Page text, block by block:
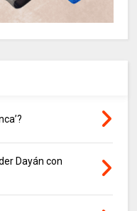
Dayán con